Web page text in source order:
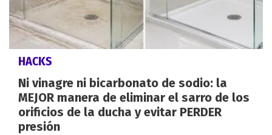
HACKS
Ni vinagre ni bicarbonato de sodio: la
MEJOR manera de eliminar el sarro de los
orificios de la ducha y evitar PERDER
presión